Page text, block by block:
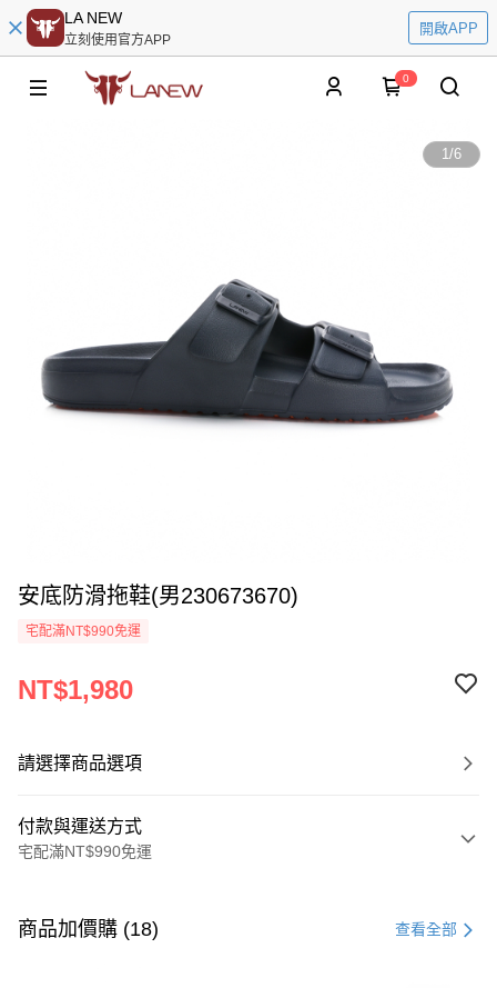
LA NEW
立刻使用官方APP
開啟APP
0
1/6
安底防滑拖鞋(男230673670)
宅配滿NT$990免運
NT$1,980
請選擇商品選項
付款與運送方式
宅配滿NT$990免運
信用卡一次付款
商品加價購 (18) 查看全部